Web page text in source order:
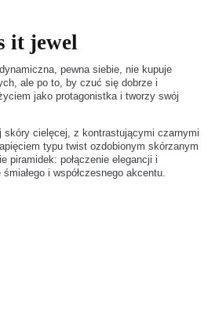
it jewel
pewna siebie, nie kupuje
ale po to, by czuć się dobrze i
jako protagonistka i tworzy swój
skóry cielęcej, z kontrastującymi czarnymi
typu twist ozdobionym skórzanym
piramidek: połączenie elegancji i
i współczesnego akcentu.